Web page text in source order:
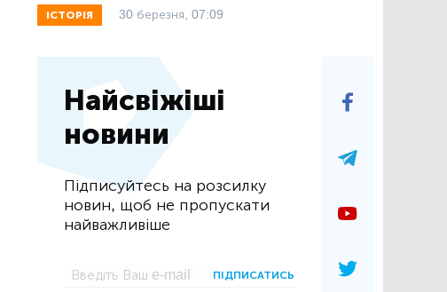
ІСТОРІЯ 30 березня, 07:09
Найсвіжіші
новини
Підписуйтесь на розсилку
новин, щоб не пропускати
найважливіше
ПІДПИСАТИСЬ